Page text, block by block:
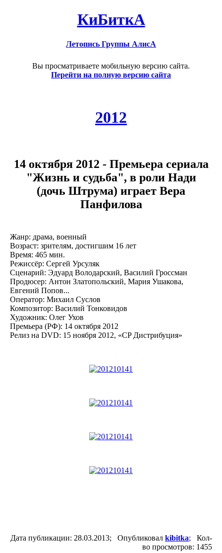
КиБиткА
Летопись Группы АлисА
Вы просматриваете мобильную версию сайта.
Перейти на полную версию сайта
2012
14 октября 2012 - Премьера сериала
"Жизнь и судьба", в роли Нади
(дочь Штрума) играет Вера
Панфилова
Жанр: драма, военный
Возраст: зрителям, достигшим 16 лет
Время: 465 мин.
Режиссёр: Сергей Урсуляк
Сценарий: Эдуард Володарский, Василий Гроссман
Продюсер: Антон Златопольский, Мария Ушакова,
Евгений Попов...
Оператор: Михаил Суслов
Композитор: Василий Тонковидов
Художник: Олег Ухов
Премьера (РФ): 14 октября 2012
Релиз на DVD: 15 ноября 2012, «CP Дистрибуция»
Дата публикации: 28.03.2013; Опубликовал kibitka; Кол-
во просмотров: 1455